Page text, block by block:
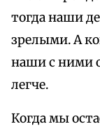
тогда наши
зрелыми. А
наши с ними
легче.
Когда мы